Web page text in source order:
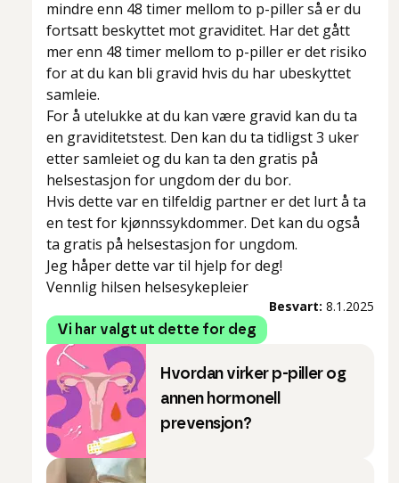
mindre enn 48 timer mellom to p-piller så er du
fortsatt beskyttet mot graviditet. Har det gått
mer enn 48 timer mellom to p-piller er det risiko
for at du kan bli gravid hvis du har ubeskyttet
samleie.
For å utelukke at du kan være gravid kan du ta
en graviditetstest. Den kan du ta tidligst 3 uker
etter samleiet og du kan ta den gratis på
helsestasjon for ungdom der du bor.
Hvis dette var en tilfeldig partner er det lurt å ta
en test for kjønnssykdommer. Det kan du også
ta gratis på helsestasjon for ungdom.
Jeg håper dette var til hjelp for deg!
Vennlig hilsen helsesykepleier
Besvart: 8.1.2025
Vi har valgt ut dette for deg
Hvordan virker p-piller og
annen hormonell
prevensjon?